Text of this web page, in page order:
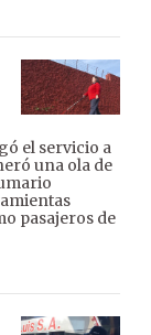
el servicio a
una ola de
pasajeros de